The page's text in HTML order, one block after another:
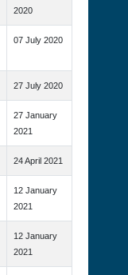
2020
07 July 2020
27 July 2020
27 January
2021
24 April 2021
12 January
2021
12 January
2021